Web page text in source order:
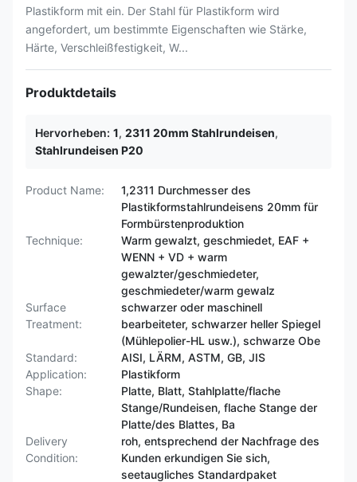
Plastikform mit ein. Der Stahl für Plastikform wird
angefordert, um bestimmte Eigenschaften wie Stärke,
Härte, Verschleißfestigkeit, W...
Produktdetails
Hervorheben: 1, 2311 20mm Stahlrundeisen,
Stahlrundeisen P20
Product Name:
1,2311 Durchmesser des
Plastikformstahlrundeisens 20mm für
Formbürstenproduktion
Technique:
Warm gewalzt, geschmiedet, EAF +
WENN + VD + warm
gewalzter/geschmiedeter,
geschmiedeter/warm gewalz
Surface
Treatment:
schwarzer oder maschinell
bearbeiteter, schwarzer heller Spiegel
(Mühlepolier-HL usw.), schwarze Obe
Standard:
AISI, LÄRM, ASTM, GB, JIS
Application:
Plastikform
Shape:
Platte, Blatt, Stahlplatte/flache
Stange/Rundeisen, flache Stange der
Platte/des Blattes, Ba
Delivery
Condition:
roh, entsprechend der Nachfrage des
Kunden erkundigen Sie sich,
seetaugliches Standardpaket